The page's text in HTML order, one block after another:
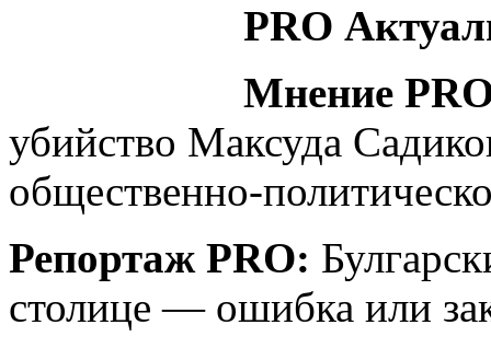
PRO
Мнение
убийство Максуда
общественно-
Репортаж PRO:
столице — ошибка или